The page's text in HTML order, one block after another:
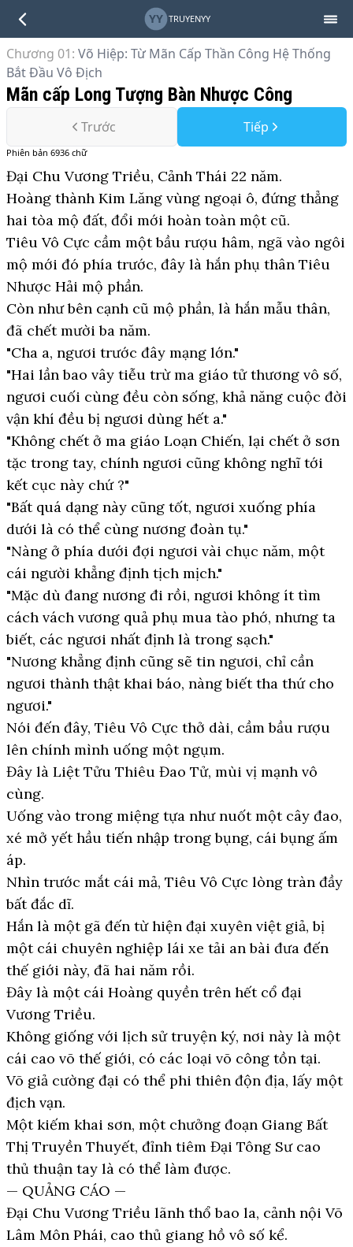
YY TRUYENYY
Chương 01: Võ Hiệp: Từ Mãn Cấp Thần Công Hệ Thống
Bắt Đầu Vô Địch
Mãn cấp Long Tượng Bàn Nhược Công
Trước Tiếp
Phiên bản 6936 chữ
Đại Chu Vương Triều, Cảnh Thái 22 năm.
Hoàng thành Kim Lăng vùng ngoại ô, đứng thẳng
hai tòa mộ đất, đổi mới hoàn toàn một cũ.
Tiêu Vô Cực cầm một bầu rượu hâm, ngã vào ngôi
mộ mới đó phía trước, đây là hắn phụ thân Tiêu
Nhược Hải mộ phần.
Còn như bên cạnh cũ mộ phần, là hắn mẫu thân,
đã chết mười ba năm.
"Cha a, ngươi trước đây mạng lớn."
"Hai lần bao vây tiễu trừ ma giáo tử thương vô số,
ngươi cuối cùng đều còn sống, khả năng cuộc đời
vận khí đều bị ngươi dùng hết a."
"Không chết ở ma giáo Loạn Chiến, lại chết ở sơn
tặc trong tay, chính ngươi cũng không nghĩ tới
kết cục này chứ ?"
"Bất quá dạng này cũng tốt, ngươi xuống phía
dưới là có thể cùng nương đoàn tụ."
"Nàng ở phía dưới đợi ngươi vài chục năm, một
cái người khẳng định tịch mịch."
"Mặc dù đang nương đi rồi, ngươi không ít tìm
cách vách vương quả phụ mua tào phớ, nhưng ta
biết, các ngươi nhất định là trong sạch."
"Nương khẳng định cũng sẽ tin ngươi, chỉ cần
ngươi thành thật khai báo, nàng biết tha thứ cho
ngươi."
Nói đến đây, Tiêu Vô Cực thở dài, cầm bầu rượu
lên chính mình uống một ngụm.
Đây là Liệt Tửu Thiêu Đao Tử, mùi vị mạnh vô
cùng.
Uống vào trong miệng tựa như nuốt một cây đao,
xé mở yết hầu tiến nhập trong bụng, cái bụng ấm
áp.
Nhìn trước mắt cái mả, Tiêu Vô Cực lòng tràn đầy
bất đắc dĩ.
Hắn là một gã đến từ hiện đại xuyên việt giả, bị
một cái chuyên nghiệp lái xe tải an bài đưa đến
thế giới này, đã hai năm rồi.
Đây là một cái Hoàng quyền trên hết cổ đại
Vương Triều.
Không giống với lịch sử truyện ký, nơi này là một
cái cao võ thế giới, có các loại võ công tồn tại.
Võ giả cường đại có thể phi thiên độn địa, lấy một
địch vạn.
Một kiếm khai sơn, một chưởng đoạn Giang Bất
Thị Truyền Thuyết, đỉnh tiêm Đại Tông Sư cao
thủ thuận tay là có thể làm được.
— QUẢNG CÁO —
Đại Chu Vương Triều lãnh thổ bao la, cảnh nội Võ
Lâm Môn Phái, cao thủ giang hồ vô số kể.